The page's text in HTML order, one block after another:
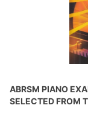
ABRSM PIANO
SELECTED FROM